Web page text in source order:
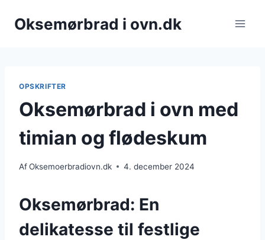
Oksemørbrad i ovn.dk
OPSKRIFTER
Oksemørbrad i ovn med
timian og flødeskum
AfOksemoerbradiovn.dk 4. december 2024
Oksemørbrad: En
delikatesse til festlige